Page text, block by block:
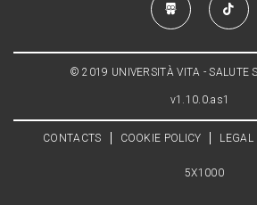
© 2019 UNIVERSITÀ VITA - SALUTE
v1.10.0.as1
CONTACTS COOKIE POLICY LEGAL
5X1000